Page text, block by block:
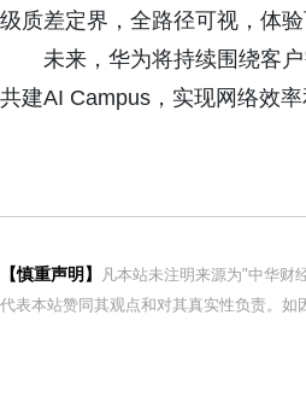
级质差定界，全路径可视，体
未来，华为将持续围绕客
共建AI Campus，实现网络效
【慎重声明】
凡本站未注明来源为"中华财
代表本站赞同其观点和对其真实性负责。